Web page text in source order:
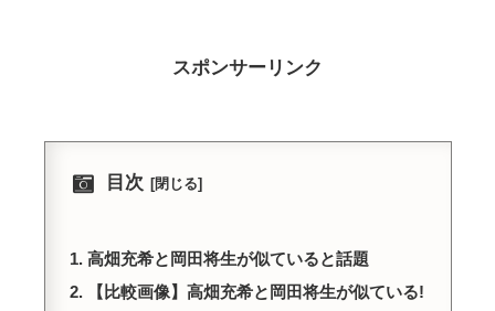
スポンサーリンク
目次
高畑充希と岡田将生が似ていると話題
【比較画像】高畑充希と岡田将生が似ている!